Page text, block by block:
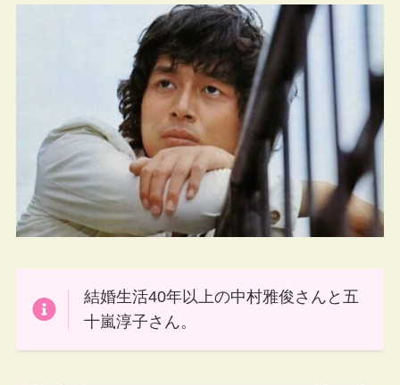
結婚生活40年以上の中村雅俊さんと五
十嵐淳子さん。